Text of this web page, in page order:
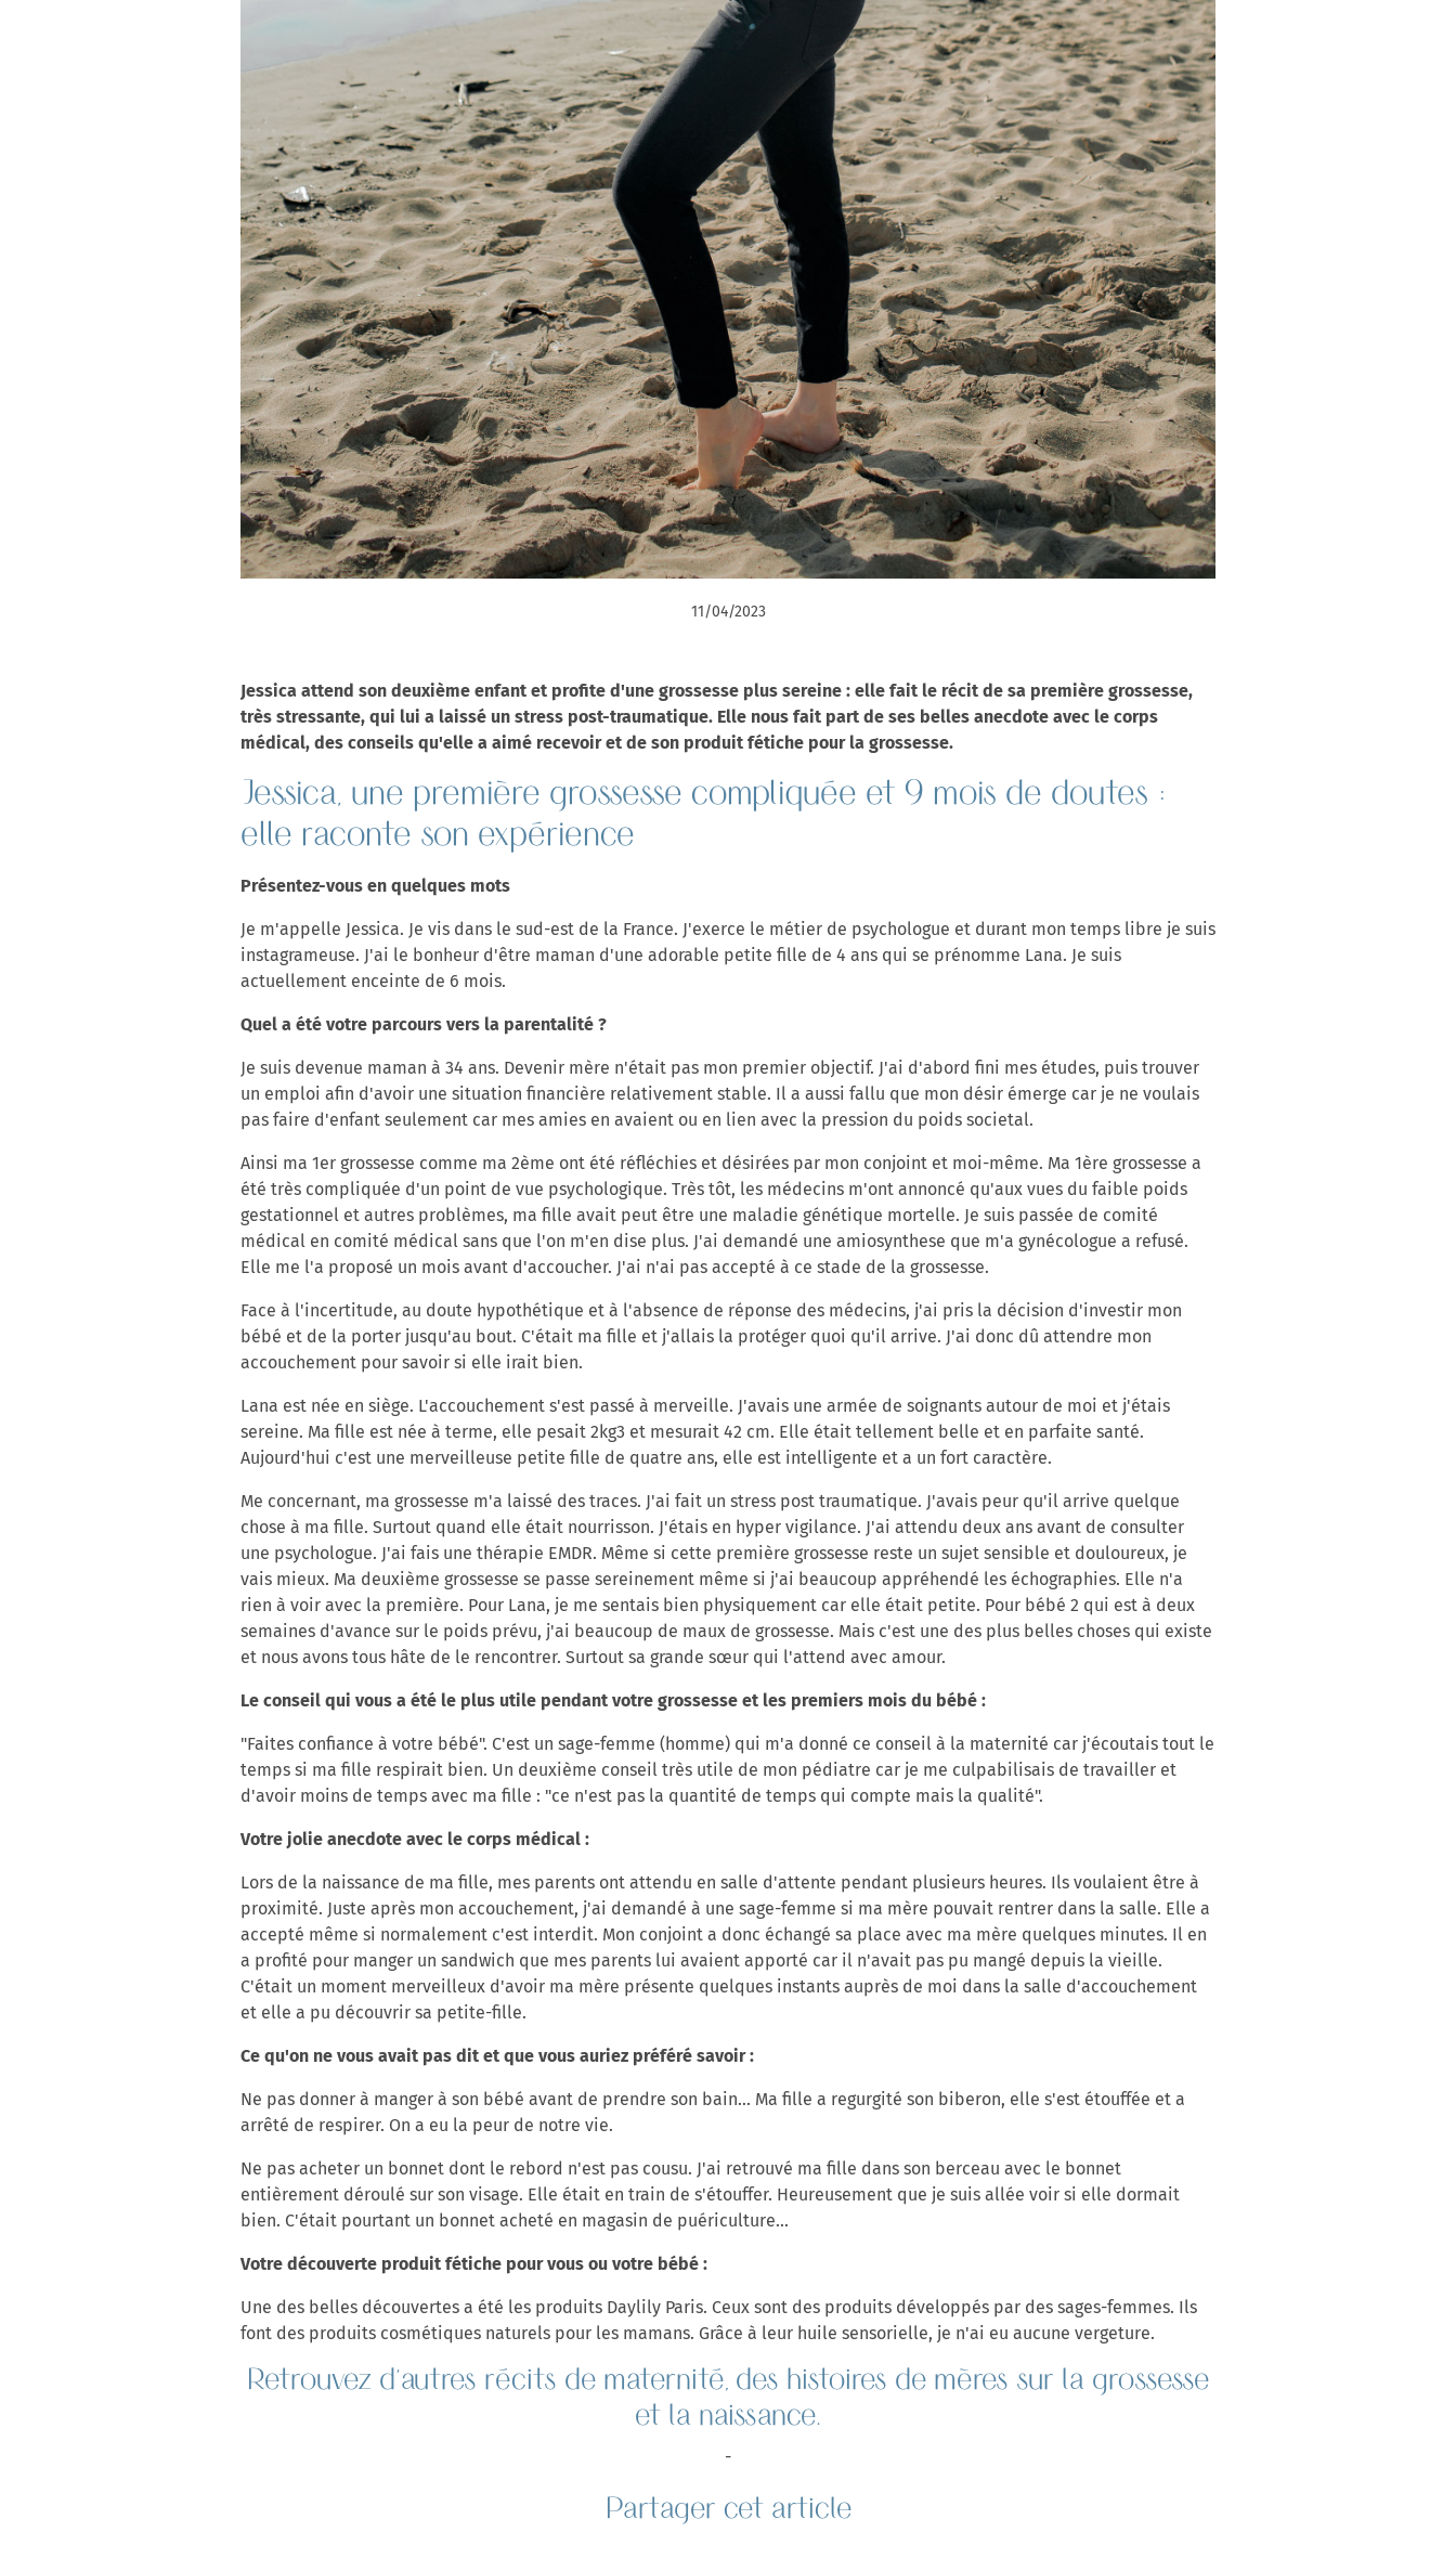
11/04/2023
Jessica attend son deuxième enfant et profite d'une grossesse plus sereine : elle fait le récit de sa première grossesse,
très stressante, qui lui a laissé un stress post-traumatique. Elle nous fait part de ses belles anecdote avec le corps
médical, des conseils qu'elle a aimé recevoir et de son produit fétiche pour la grossesse.
Jessica, une première grossesse compliquée et 9 mois de doutes :
elle raconte son expérience
Présentez-vous en quelques mots
Je m'appelle Jessica. Je vis dans le sud-est de la France. J'exerce le métier de psychologue et durant mon temps libre je suis
instagrameuse. J'ai le bonheur d'être maman d'une adorable petite fille de 4 ans qui se prénomme Lana. Je suis
actuellement enceinte de 6 mois.
Quel a été votre parcours vers la parentalité ?
Je suis devenue maman à 34 ans. Devenir mère n'était pas mon premier objectif. J'ai d'abord fini mes études, puis trouver
un emploi afin d'avoir une situation financière relativement stable. Il a aussi fallu que mon désir émerge car je ne voulais
pas faire d'enfant seulement car mes amies en avaient ou en lien avec la pression du poids societal.
Ainsi ma 1er grossesse comme ma 2ème ont été réfléchies et désirées par mon conjoint et moi-même. Ma 1ère grossesse a
été très compliquée d'un point de vue psychologique. Très tôt, les médecins m'ont annoncé qu'aux vues du faible poids
gestationnel et autres problèmes, ma fille avait peut être une maladie génétique mortelle. Je suis passée de comité
médical en comité médical sans que l'on m'en dise plus. J'ai demandé une amiosynthese que m'a gynécologue a refusé.
Elle me l'a proposé un mois avant d'accoucher. J'ai n'ai pas accepté à ce stade de la grossesse.
Face à l'incertitude, au doute hypothétique et à l'absence de réponse des médecins, j'ai pris la décision d'investir mon
bébé et de la porter jusqu'au bout. C'était ma fille et j'allais la protéger quoi qu'il arrive. J'ai donc dû attendre mon
accouchement pour savoir si elle irait bien.
Lana est née en siège. L'accouchement s'est passé à merveille. J'avais une armée de soignants autour de moi et j'étais
sereine. Ma fille est née à terme, elle pesait 2kg3 et mesurait 42 cm. Elle était tellement belle et en parfaite santé.
Aujourd'hui c'est une merveilleuse petite fille de quatre ans, elle est intelligente et a un fort caractère.
Me concernant, ma grossesse m'a laissé des traces. J'ai fait un stress post traumatique. J'avais peur qu'il arrive quelque
chose à ma fille. Surtout quand elle était nourrisson. J'étais en hyper vigilance. J'ai attendu deux ans avant de consulter
une psychologue. J'ai fais une thérapie EMDR. Même si cette première grossesse reste un sujet sensible et douloureux, je
vais mieux. Ma deuxième grossesse se passe sereinement même si j'ai beaucoup appréhendé les échographies. Elle n'a
rien à voir avec la première. Pour Lana, je me sentais bien physiquement car elle était petite. Pour bébé 2 qui est à deux
semaines d'avance sur le poids prévu, j'ai beaucoup de maux de grossesse. Mais c'est une des plus belles choses qui existe
et nous avons tous hâte de le rencontrer. Surtout sa grande sœur qui l'attend avec amour.
Le conseil qui vous a été le plus utile pendant votre grossesse et les premiers mois du bébé :
"Faites confiance à votre bébé". C'est un sage-femme (homme) qui m'a donné ce conseil à la maternité car j'écoutais tout le
temps si ma fille respirait bien. Un deuxième conseil très utile de mon pédiatre car je me culpabilisais de travailler et
d'avoir moins de temps avec ma fille : "ce n'est pas la quantité de temps qui compte mais la qualité".
Votre jolie anecdote avec le corps médical :
Lors de la naissance de ma fille, mes parents ont attendu en salle d'attente pendant plusieurs heures. Ils voulaient être à
proximité. Juste après mon accouchement, j'ai demandé à une sage-femme si ma mère pouvait rentrer dans la salle. Elle a
accepté même si normalement c'est interdit. Mon conjoint a donc échangé sa place avec ma mère quelques minutes. Il en
a profité pour manger un sandwich que mes parents lui avaient apporté car il n'avait pas pu mangé depuis la vieille.
C'était un moment merveilleux d'avoir ma mère présente quelques instants auprès de moi dans la salle d'accouchement
et elle a pu découvrir sa petite-fille.
Ce qu'on ne vous avait pas dit et que vous auriez préféré savoir :
Ne pas donner à manger à son bébé avant de prendre son bain... Ma fille a regurgité son biberon, elle s'est étouffée et a
arrêté de respirer. On a eu la peur de notre vie.
Ne pas acheter un bonnet dont le rebord n'est pas cousu. J'ai retrouvé ma fille dans son berceau avec le bonnet
entièrement déroulé sur son visage. Elle était en train de s'étouffer. Heureusement que je suis allée voir si elle dormait
bien. C'était pourtant un bonnet acheté en magasin de puériculture...
Votre découverte produit fétiche pour vous ou votre bébé :
Une des belles découvertes a été les produits Daylily Paris. Ceux sont des produits développés par des sages-femmes. Ils
font des produits cosmétiques naturels pour les mamans. Grâce à leur huile sensorielle, je n'ai eu aucune vergeture.
Retrouvez d'autres récits de maternité, des histoires de mères sur la grossesse
et la naissance.
-
Partager cet article
NOUVELLE SELECTION DE
PRODUITS COFFRET JEUNE MAMAN